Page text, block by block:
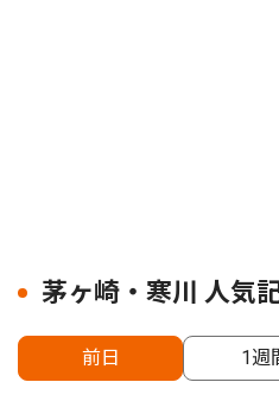
茅ヶ崎・寒川 人気
前日 1週